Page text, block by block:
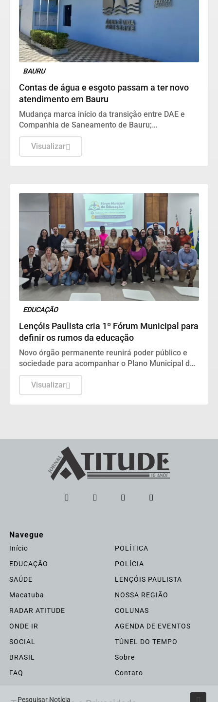
BAURU
Contas de água e esgoto passam a ter novo
atendimento em Bauru
Mudança marca início da transição entre DAE e
Companhia de Saneamento de Bauru;
abastecimento de água continua sob
responsabilidade do Departamento
Visualizar
EDUCAÇÃO
Lençóis Paulista cria 1º Fórum Municipal para
definir os rumos da educação
Novo órgão permanente reunirá poder público e
sociedade para acompanhar o Plano Municipal de
Educação e ajudar a construir as metas para os
próximos dez anos
Visualizar
Navegue
Início
POLÍTICA
EDUCAÇÃO
POLÍCIA
SAÚDE
LENÇÓIS PAULISTA
Macatuba
NOSSA REGIÃO
RADAR ATITUDE
COLUNAS
ONDE IR
AGENDA DE EVENTOS
SOCIAL
TÚNEL DO TEMPO
BRASIL
Sobre
FAQ
Contato